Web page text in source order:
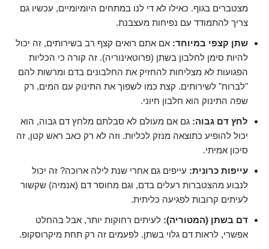
מצטברים בגוף. כאילו לא די לנו במתחים היומיומיים, עכשיו גם
צריך להתמודד עם נפיחות מעצבנת.
שתן קצפי במיוחד: אם אתם רואים קצף רב בשירותים, זה יכול
להיות סימן לחלבון בשתן (פרוטאינוריה). זה קורה כי הכליות
הפגועות לא מצליחות להחזיק את החלבונים בדם ומרשות להם
"לברוח" לשירותים. קצת כמו לשפוך את התינוק עם המים, רק
שפה התינוק הוא חלבון חיוני.
לחץ דם גבוה: גם אם מעולם לא סבלתם מלחץ דם גבוה, הוא
יכול להופיע כתוצאה מנזק לכליות. וזה לא רק כאב ראש קטן, זה
סיכון אמיתי.
עייפות כרונית: עייפים גם אחרי שנת לילה ארוכה? זה יכול
לנבוע מהצטברות רעלים בדם, וגם מחוסר דם (אנמיה) שקשור
לעיתים קרובות לפגיעה כליתית.
דם בשתן (המטוריה): לעיתים רחוקות יותר, אבל בהחלט
אפשרי, לראות דם גלוי בשתן. לפעמים זה רק תחת מיקרוסקופ.